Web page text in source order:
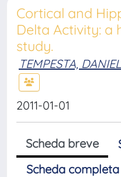
Cortical and
Delta Activity: a
study.
TEMPESTA,
2011-01-01
Scheda breve
Scheda completa